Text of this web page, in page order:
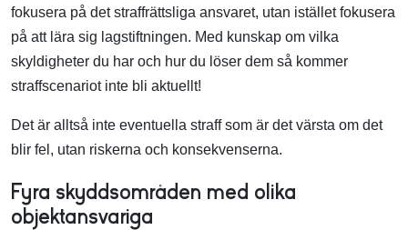
fokusera på det straffrättsliga ansvaret, utan istället fokusera
på att lära sig lagstiftningen. Med kunskap om vilka
skyldigheter du har och hur du löser dem så kommer
straffscenariot inte bli aktuellt!
Det är alltså inte eventuella straff som är det värsta om det
blir fel, utan riskerna och konsekvenserna.
Fyra skyddsområden med olika
objektansvariga